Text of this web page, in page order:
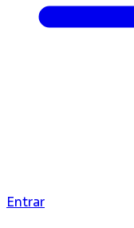
Entrar